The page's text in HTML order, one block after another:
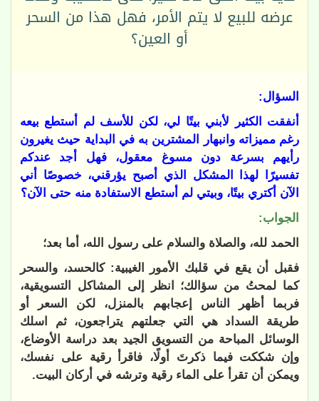
عرضه للبيع لا يتم الأمر، فهل هذا من السحر
أو العين؟
السؤال:
أنفقت الكثير لأبني بيتًا لي، لكن للأسف لم أستطع بيعه
رغم مميزاته وانبهار المشترين به في البداية حيث يغيرون
رأيهم بسرعة دون مسوغ معقول، فهل أجد عندكم
تفسيرًا لهذا المشكل الذي أصبح يؤرقني، خصوصًا أني
الآن أكتري بيتًا، وبيتي لم أستطع الاستفادة منه حتى الآن؟
الجواب:
الحمد لله، والصلاة والسلام على رسول الله، أما بعد؛
فقبل أن يقع في قلبك الأمور الغيبية: كالحسد، والسحر
كما لمحتُ من سؤالك؛ انظر إلى المشاكل التسويقية،
فربما أظهر الناس إعجابهم بالمنزل، لكن السعر أو
طريقة السداد هي التي جعلتهم يتراجعون، ثم اسلك
الوسائل المباحة من التسويق الجيد بعد دراسة الأوضاع،
وإن شككت فيما ذكرتَ أولًا، فاقرأ رقية على نفسك،
ويمكن أن تقرأ على الماء رقية وترشه في أركان البيت.